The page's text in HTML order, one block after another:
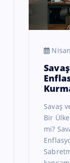
Savaş
Bir
mi?